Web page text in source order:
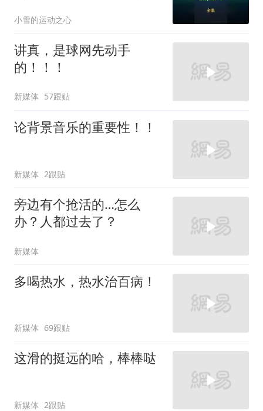
小雪的运动之心
讲真，是球网先动手
的！！！
新媒体 57跟贴
论背景音乐的重要性！！
新媒体 2跟贴
旁边有个抢活的…怎么
办？人都过去了？
新媒体
多喝热水，热水治百病！
新媒体 69跟贴
这滑的挺远的哈，棒棒哒
新媒体 2跟贴